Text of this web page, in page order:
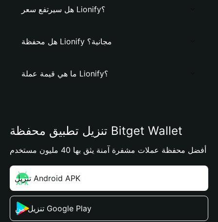
هل سيرتفع سعر Lionify؟
هل محفظة Lionify مجانية؟
ما هي قيمة عملة Lionify؟
تنزيل تطبيق محفظة Bitget Wallet
أفضل محفظة عملات مشفرة آمنة يثق بها 40 مليون مستخدم
تنزيل Android APK
تنزيل من Google Play